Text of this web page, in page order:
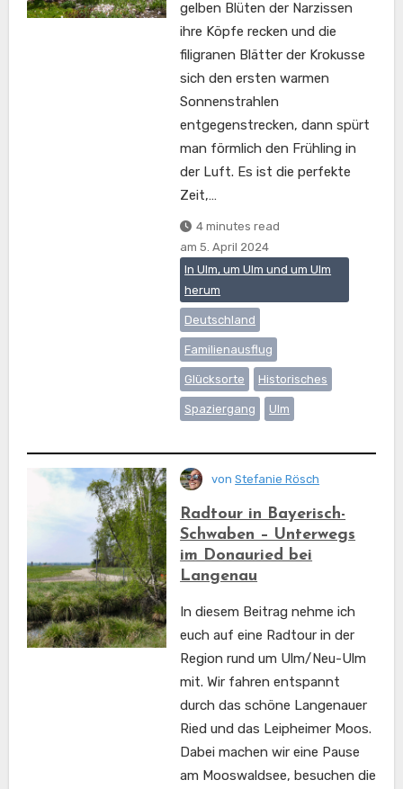
gelben Blüten der Narzissen
ihre Köpfe recken und die
filigranen Blätter der Krokusse
sich den ersten warmen
Sonnenstrahlen
entgegenstrecken, dann spürt
man förmlich den Frühling in
der Luft. Es ist die perfekte
Zeit,…
4 minutes read
am5. April 2024
In Ulm, um Ulm und um Ulm
herum
Deutschland
Familienausflug
Glücksorte Historisches
Spaziergang Ulm
Radtour in Bayerisch-
Schwaben – Unterwegs
im Donauried bei
Langenau
vonStefanie Rösch
In diesem Beitrag nehme ich
euch auf eine Radtour in der
Region rund um Ulm/Neu-Ulm
mit. Wir fahren entspannt
durch das schöne Langenauer
Ried und das Leipheimer Moos.
Dabei machen wir eine Pause
am Mooswaldsee, besuchen die